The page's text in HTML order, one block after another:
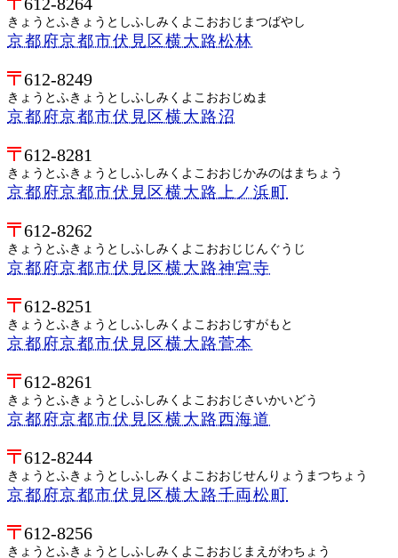
きょうとふきょうとしふしみくよこおおじまつばやし
京都府京都市伏見区横大路松林
612-8249
きょうとふきょうとしふしみくよこおおじぬま
京都府京都市伏見区横大路沼
612-8281
きょうとふきょうとしふしみくよこおおじかみのはまちょう
京都府京都市伏見区横大路上ノ浜町
612-8262
きょうとふきょうとしふしみくよこおおじじんぐうじ
京都府京都市伏見区横大路神宮寺
612-8251
きょうとふきょうとしふしみくよこおおじすがもと
京都府京都市伏見区横大路菅本
612-8261
きょうとふきょうとしふしみくよこおおじさいかいどう
京都府京都市伏見区横大路西海道
612-8244
きょうとふきょうとしふしみくよこおおじせんりょうまつちょう
京都府京都市伏見区横大路千両松町
612-8256
きょうとふきょうとしふしみくよこおおじまえがわちょう